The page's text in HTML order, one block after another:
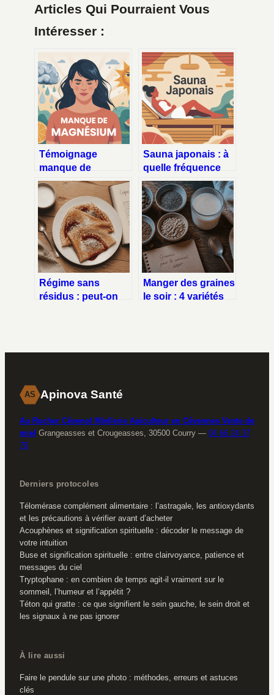
Articles Qui Pourraient Vous
Intéresser :
Témoignage
manque de
magnésium :
symptômes,
ressenti et
solutions
concrètes
Sauna japonais : à
quelle fréquence
par semaine pour
en profiter vraiment
?
Régime sans
résidus : peut-on
intestinale ?
Manger des graines
le soir : 4 variétés
AS Apinova Santé
Au Rucher Cévenol Miellerie Apiculteur en Cévennes Vente de
miel Grangeasses et Crougeasses, 30500 Courry — 04 66 24 37
70
Derniers protocoles
Télomérase complément alimentaire : l’astragale, les antioxydants
et les précautions à vérifier avant d’acheter
Acouphènes et signification spirituelle : décoder le message de
votre intuition
Buse et signification spirituelle : entre clairvoyance, patience et
messages du ciel
Tryptophane : en combien de temps agit-il vraiment sur le
sommeil, l’humeur et l’appétit ?
Téton qui gratte : ce que signifient le sein gauche, le sein droit et
les signaux à ne pas ignorer
À lire aussi
Faire le pendule sur une photo : méthodes, erreurs et astuces
clés